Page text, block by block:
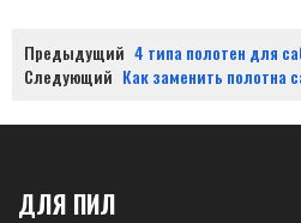
Предыдущий 4 типа полотен для
Следующий Как заменить полотна
ДЛЯ ПИЛ